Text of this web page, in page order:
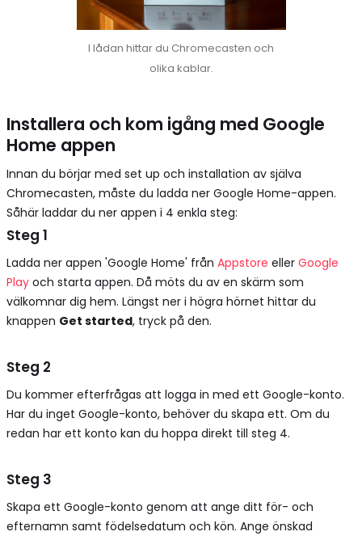
I lådan hittar du Chromecasten och
olika kablar.
Installera och kom igång med Google
Home appen
Innan du börjar med set up och installation av själva
Chromecasten, måste du ladda ner Google Home-appen.
Såhär laddar du ner appen i 4 enkla steg:
Steg 1
Ladda ner appen 'Google Home' från Appstore eller Google
Play och starta appen. Då möts du av en skärm som
välkomnar dig hem. Längst ner i högra hörnet hittar du
knappen Get started, tryck på den.
Steg 2
Du kommer efterfrågas att logga in med ett Google-konto.
Har du inget Google-konto, behöver du skapa ett. Om du
redan har ett konto kan du hoppa direkt till steg 4.
Steg 3
Skapa ett Google-konto genom att ange ditt för- och
efternamn samt födelsedatum och kön. Ange önskad